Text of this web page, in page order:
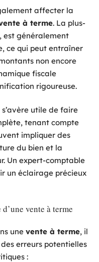
affecter la
à terme. La plus-
est généralement
ce qui peut entraîner
non encore
fiscale
rigoureuse.
utile de faire
tenant compte
impliquer des
du bien et la
Un expert-comptable
un éclairage précieux
vente à terme
une vente à terme, il
erreurs potentielles
: